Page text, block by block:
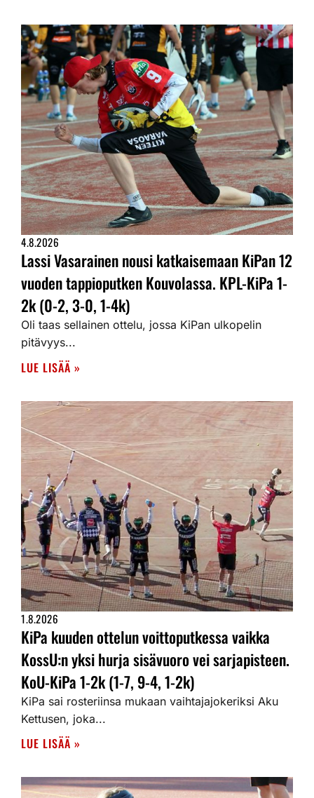
4.8.2026
Lassi Vasarainen nousi katkaisemaan KiPan 12
vuoden tappioputken Kouvolassa. KPL-KiPa 1-
2k (0-2, 3-0, 1-4k)
Oli taas sellainen ottelu, jossa KiPan ulkopelin
pitävyys...
LUE LISÄÄ »
1.8.2026
KiPa kuuden ottelun voittoputkessa vaikka
KossU:n yksi hurja sisävuoro vei sarjapisteen.
KoU-KiPa 1-2k (1-7, 9-4, 1-2k)
KiPa sai rosteriinsa mukaan vaihtajajokeriksi Aku
Kettusen, joka...
LUE LISÄÄ »